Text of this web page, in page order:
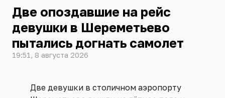
Две опоздавшие на рейс
девушки в Шереметьево
пытались догнать самолет
19:51, 8 августа 2026
Две девушки в столичном аэропорту